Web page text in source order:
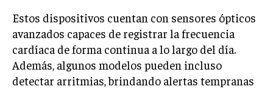
Estos dispositivos cuentan con sensores ópticos
avanzados capaces de registrar la frecuencia
cardíaca de forma continua a lo largo del día.
Además, algunos modelos pueden incluso
detectar arritmias, brindando alertas tempranas